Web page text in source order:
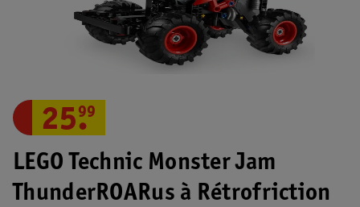
LEGO Technic Monster Jam
ThunderROARus à Rétrofriction
25.
99